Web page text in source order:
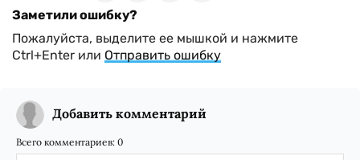
Заметили ошибку?
Пожалуйста, выделите ее мышкой и нажмите
Ctrl+Enter или Отправить ошибку
Добавить комментарий
Всего комментариев: 0